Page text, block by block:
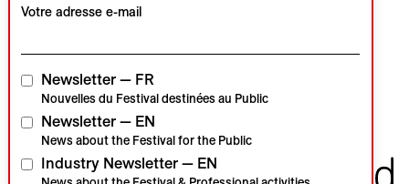
CH–1260 Nyon
Partenaires institutionnels
Votre adresse e-mail
Newsletter — FR
Nouvelles du Festival destinées au Public
Newsletter — EN
News about the Festival for the Public
Industry Newsletter — EN